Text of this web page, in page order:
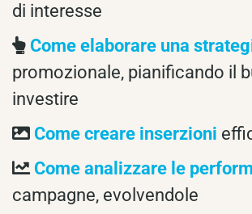
di interesse
Come elaborare una
promozionale, pianificando il
investire
Come creare inserzioni
Come analizzare le
campagne, evolvendole